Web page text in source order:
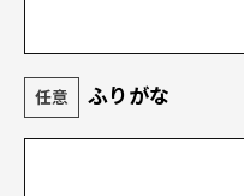
任意 ふりがな